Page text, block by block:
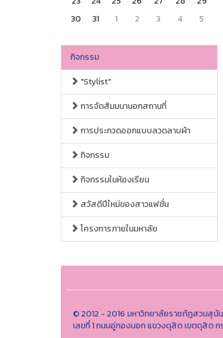
30
31 1 2 3 4 5
กิจกรรม
"Stylist"
การจัดสัมมนานอกสถานที่
การประกวดออกแบบลวดลาบผ้า
กิจกรรม
กิจกรรมในห้องเรียน
สวัสดีปีใหม่ของสาวแฟชั่น
โครงการภายในมหาลัย
© 2012 - 2016 มหาวิทยาลัยราชภัฏสวนสุนั
เลขที่ 1 ถนนอู่ทองนอก แขวงดุสิต เขตดุสิต